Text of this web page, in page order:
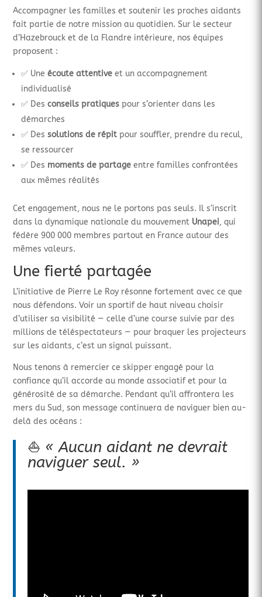
Accompagner les familles et soutenir les proches aidants
fait partie de notre mission au quotidien. Sur le secteur
d’Hazebrouck et de la Flandre intérieure, nos équipes
proposent :
✅ Uneécoute attentive et un accompagnement
individualisé
✅ Desconseils pratiques pour s’orienter dans les
démarches
✅ Dessolutions de répit pour souffler, prendre du recul,
se ressourcer
✅ Des moments de partage entre familles confrontées
aux mêmes réalités
Cet engagement, nous ne le portons pas seuls. Il s’inscrit
dans la dynamique nationale du mouvement Unapei, qui
fédère 900 000 membres partout en France autour des
mêmes valeurs.
Une fierté partagée
L’initiative de Pierre Le Roy résonne fortement avec ce que
nous défendons. Voir un sportif de haut niveau choisir
d’utiliser sa visibilité — celle d’une course suivie par des
millions de téléspectateurs — pour braquer les projecteurs
sur les aidants, c’est un signal puissant.
Nous tenons à remercier ce skipper engagé pour la
confiance qu’il accorde au monde associatif et pour la
générosité de sa démarche. Pendant qu’il affrontera les
mers du Sud, son message continuera de naviguer bien au-
delà des océans :
⛵ « Aucun aidant ne devrait
naviguer seul. »